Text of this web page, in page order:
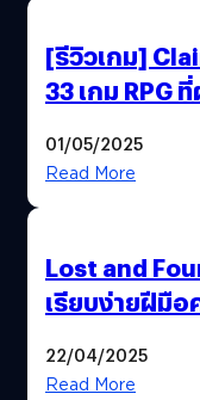
[รีวิวเกม]
33 เกม RPG
01/05/2025
Read More
Lost and
เรียบง่ายฝีมื
22/04/2025
Read More